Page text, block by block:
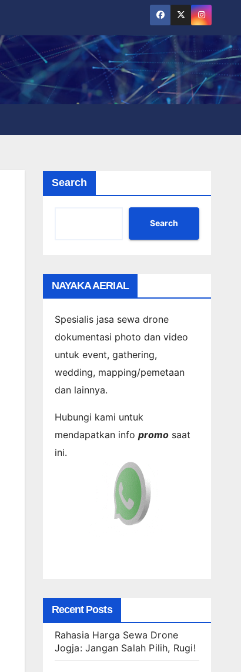
Search
Search
NAYAKA AERIAL
Spesialis jasa sewa drone
dokumentasi photo dan video
untuk event, gathering,
wedding, mapping/pemetaan
dan lainnya.
Hubungi kami untuk
mendapatkan info promosaat
ini.
Recent Posts
Rahasia Harga Sewa Drone
Jogja: Jangan Salah Pilih, Rugi!